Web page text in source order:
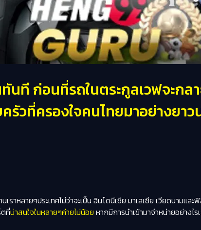
นที ก่อนที่รถในตระกูลเวฟจะกล
รัวที่ครองใจคนไทยมาอย่างยาว
เราหลายๆประเทศไม่ว่าจะเป็น อินโดนีเซีย มาเลเซีย เวียดนามแ
ที่น่าสนใจในหลายๆค่ายไม่น้อย หากมีการนำเข้ามาจำหน่ายอย่างไ